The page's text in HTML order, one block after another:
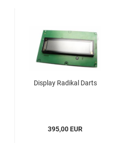
Dis­play Ra­di­kal Darts
395,00 EUR